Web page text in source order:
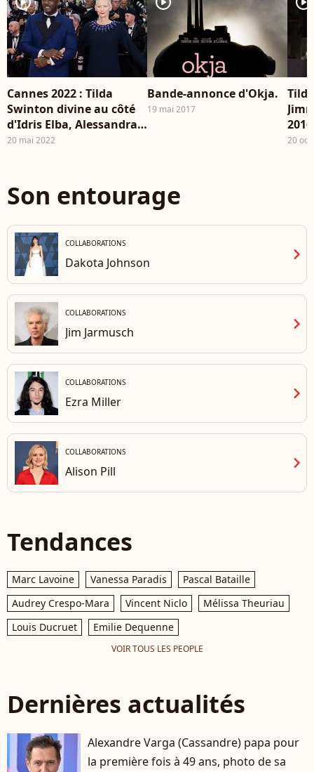
Cannes 2022 : Tilda
Swinton divine au côté
d'Idris Elba, Alessandra
Ambrosio très décolletée
20 mai 2022
Bande-annonce d'Okja.
19 mai 2017
2016
20
Son entourage
COLLABORATIONS
Dakota Johnson chevron_right
COLLABORATIONS
Jim Jarmusch chevron_right
COLLABORATIONS
Ezra Miller chevron_right
COLLABORATIONS
Alison Pill chevron_right
Tendances
Marc Lavoine Vanessa Paradis
Pascal Bataille
Audrey Crespo-Mara
Vincent Niclo
Mélissa Theuriau
Louis Ducruet
Emilie Dequenne
VOIR TOUS LES PEOPLE
Dernières actualités
Alexandre Varga (Cassandre) papa pour
la première fois à 49 ans, photo de sa